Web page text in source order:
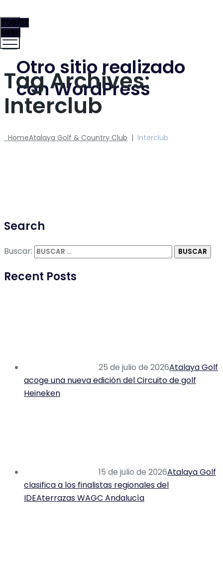
Otro sitio realizado
con WordPress
TOGGLE
MENU
Tag Archives:
Interclub
HomeAtalaya Golf & Country Club | Interclub
Search
Buscar:
Recent Posts
25 de julio de 2026Atalaya Golf
acoge una nueva edición del Circuito de golf
Heineken
15 de julio de 2026Atalaya Golf
clasifica a los finalistas regionales del
IDEAterrazas WAGC Andalucía